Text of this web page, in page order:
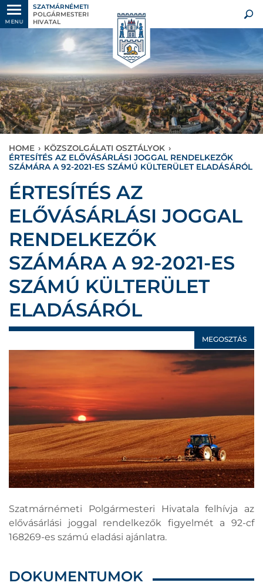
MENU
SZATMÁRNÉMETI
POLGÁRMESTERI
HIVATAL
HOME › KÖZSZOLGÁLATI OSZTÁLYOK ›
ÉRTESÍTÉS AZ ELŐVÁSÁRLÁSI JOGGAL RENDELKEZŐK
SZÁMÁRA A 92-2021-ES SZÁMÚ KÜLTERÜLET ELADÁSÁRÓL
ÉRTESÍTÉS AZ
ELŐVÁSÁRLÁSI JOGGAL
RENDELKEZŐK
SZÁMÁRA A 92-2021-ES
SZÁMÚ KÜLTERÜLET
ELADÁSÁRÓL
MEGOSZTÁS
Szatmárnémeti Polgármesteri Hivatala felhívja az
elővásárlási joggal rendelkezők figyelmét a 92-cf
168269-es számú eladási ajánlatra.
DOKUMENTUMOK